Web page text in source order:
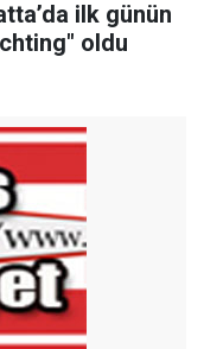
ilk günün
oldu